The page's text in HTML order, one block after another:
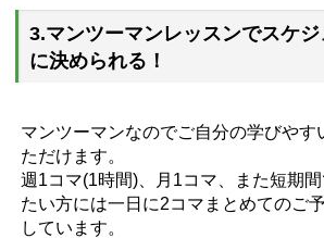
3.マンツーマンレッスンでスケ
に決められる！
マンツーマンなのでご自分の学びやす
ただけます。
週1コマ(1時間)、月1コマ、また短期
たい方には一日に2コマまとめてのご
しています。